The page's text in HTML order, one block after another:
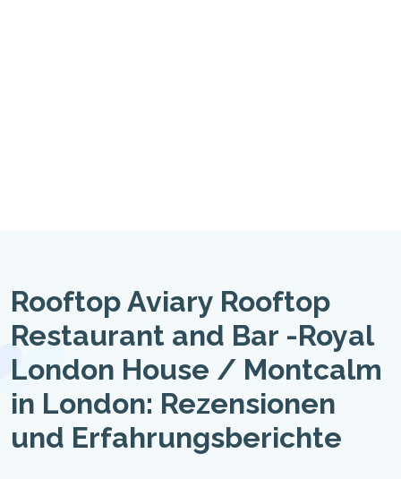
Rooftop Aviary Rooftop
Restaurant and Bar -Royal
London House / Montcalm
in London: Rezensionen
und Erfahrungsberichte